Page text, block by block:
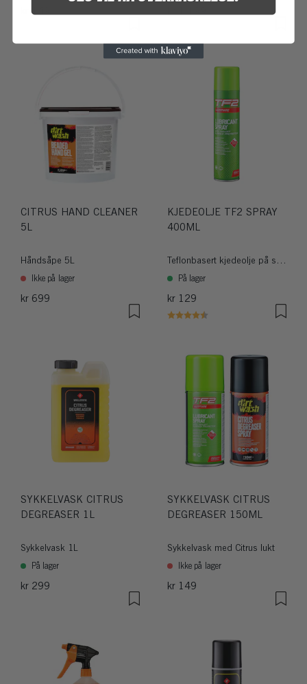
kr 149
CITRUS HAND CLEANER
5L
Håndsåpe 5L
Ikke på lager
kr 699
KJEDEOLJE TF2 SPRAY
400ML
På lager
kr 129
Karakter: 4.5 av 5 mulige
SYKKELVASK CITRUS
DEGREASER 1L
Sykkelvask 1L
På lager
kr 299
SYKKELVASK CITRUS
DEGREASER 150ML
Sykkelvask med Citrus lukt
Ikke på lager
kr 149